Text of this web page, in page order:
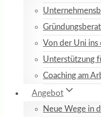
Von der Uni ins
Unterstützung
Coaching am
Angebot
Neue Wege in